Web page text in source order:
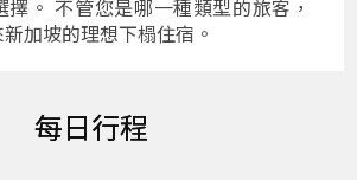
擇。 不管您是哪一種類型的旅客，
加坡的理想下榻住宿。
每日行程